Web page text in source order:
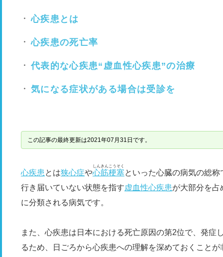
心疾患とは
心疾患の死亡率
代表的な心疾患“虚血性心疾患”の治療
気になる症状がある場合は受診を
この記事の最終更新は2021年07月31日です。
心疾患 とは狭心症や心筋梗塞
しんきんこうそく
といった心臓の病気の総
行き届いていない状態を指す虚血性心疾患が大部分を占
に分類される病気です。
また、心疾患は日本における死亡原因の第2位で、発症
るため、日ごろから心疾患への理解を深めておくこと